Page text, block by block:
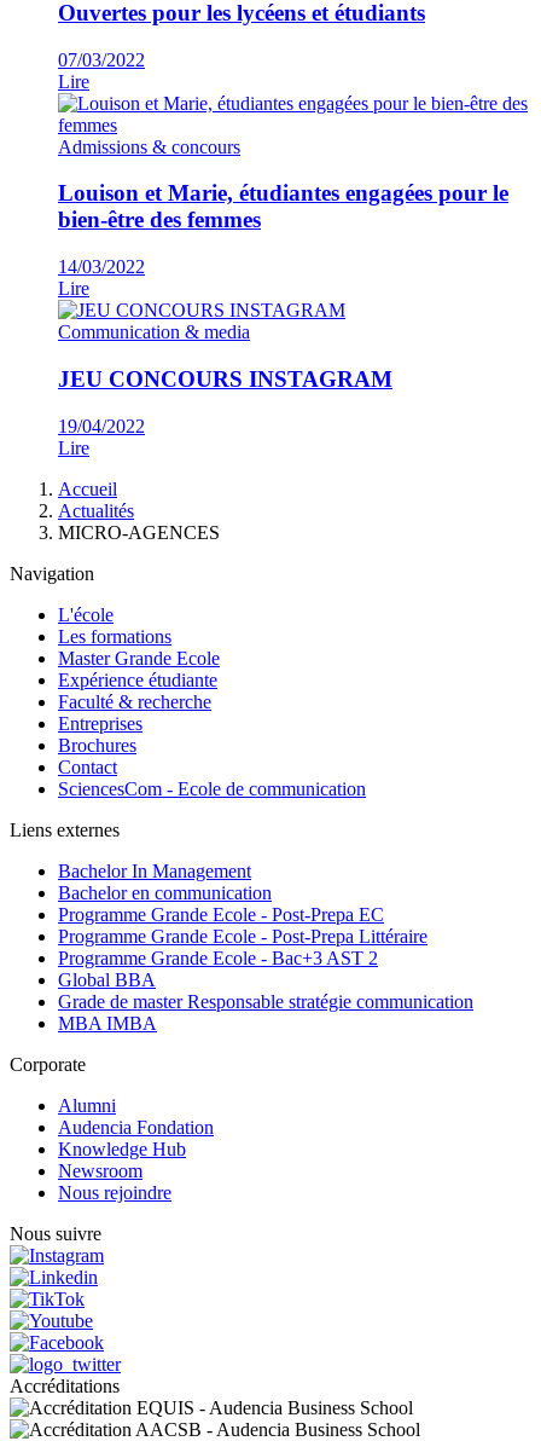
Ouvertes pour les lycéens et étudiants
07/03/2022
Lire
Admissions & concours
Louison et Marie, étudiantes engagées pour le
bien-être des femmes
14/03/2022
Lire
Communication & media
JEU CONCOURS INSTAGRAM
19/04/2022
Lire
d'Ariane
Accueil
Actualités
MICRO-AGENCES
Navigation
L'école
Les formations
Master Grande Ecole
Expérience étudiante
Faculté & recherche
Entreprises
Brochures
Contact
SciencesCom - Ecole de communication
Liens externes
Bachelor In Management
Bachelor en communication
Programme Grande Ecole - Post-Prepa EC
Programme Grande Ecole - Post-Prepa Littéraire
Programme Grande Ecole - Bac+3 AST 2
Global BBA
Grade de master Responsable stratégie communication
MBA IMBA
Corporate
Alumni
Audencia Fondation
Knowledge Hub
Newsroom
Nous rejoindre
Nous suivre
Accréditations